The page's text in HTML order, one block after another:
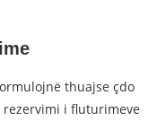
thuajse çdo
i fluturimeve